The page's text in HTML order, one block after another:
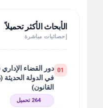
الأبحاث الأكثر تحميلاً
إحصائيات مباشرة
01 دور القضاء
في الدولة
القانون)
264 تحميل